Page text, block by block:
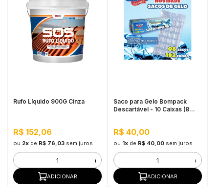
Rufo Líquido 900G Cinza
R$ 152,06
ou 2xde R$ 76,03 sem juros
- +
ADICIONAR
Saco para Gelo Bompack
Descartável - 10 Caixas (8
R$ 40,00
ou 1xde R$ 40,00 sem juros
- +
ADICIONAR